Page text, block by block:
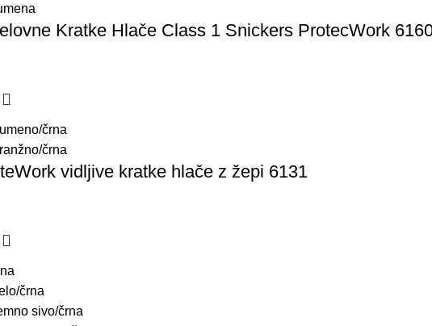
Kratke Hlače Class 1 Snickers ProtecWork
črna
črna
vidljive kratke hlače z žepi 6131
črna
sivo/črna